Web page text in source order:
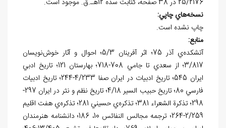
25/2176 در 38 صفحه، کتابت سده 12هـ.ق. موجود است.
نسخههاي چاپي:
چاپ نشده است.
منابع:
آتشکده‌ي آذر 75؛ اثر آفرينان 5/3؛ احوال و آثار خوش‌نويسان
3/817؛ از سعدي تا جامي 708-718؛ بهارستان 121؛ تاريخ ادبي
ايران 545؛ تاريخ ادبيات در ايران صفا 4/233-244؛ تاريخ ادبيات
فارسي 80؛ تاريخ حبيب السير 4/18؛ تاريخ نظم و نثر در ايران 297-
298؛ تذکرة الشعراء 381؛ تذکره‌ي حسيني 281؛ تذکره‌ي هفت اقليم
2/259-264؛ ترجمه مجالس النفائس 10، 186؛ دانشنامه هنرمندان